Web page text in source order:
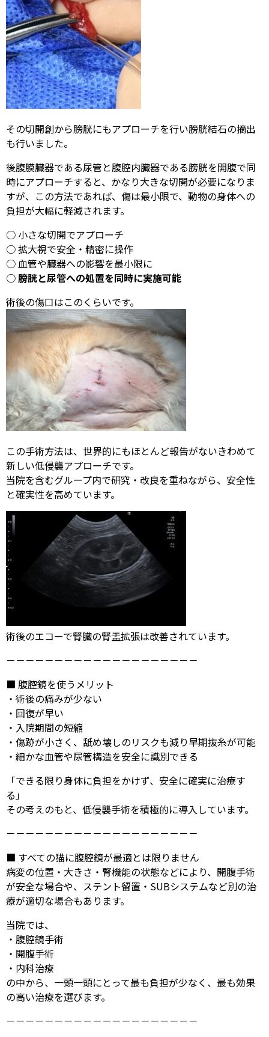
その切開創から膀胱にもアプローチを行い膀胱結石の摘出
も行いました。
後腹膜臓器である尿管と腹腔内臓器である膀胱を開腹で同
時にアプローチすると、かなり大きな切開が必要になりま
すが、この方法であれば、傷は最小限で、動物の身体への
負担が大幅に軽減されます。
○ 小さな切開でアプローチ
○ 拡大視で安全・精密に操作
○ 血管や臓器への影響を最小限に
○膀胱と尿管への処置を同時に実施可能
術後の傷口はこのくらいです。
この手術方法は、世界的にもほとんど報告がないきわめて
新しい低侵襲アプローチです。
当院を含むグループ内で研究・改良を重ねながら、安全性
と確実性を高めています。
術後のエコーで腎臓の腎盂拡張は改善されています。
－－－－－－－－－－－－－－－－－－－－
■ 腹腔鏡を使うメリット
・術後の痛みが少ない
・回復が早い
・入院期間の短縮
・傷跡が小さく、舐め壊しのリスクも減り早期抜糸が可能
・細かな血管や尿管構造を安全に識別できる
「できる限り身体に負担をかけず、安全に確実に治療す
る」
その考えのもと、低侵襲手術を積極的に導入しています。
－－－－－－－－－－－－－－－－－－－－
■ すべての猫に腹腔鏡が最適とは限りません
病変の位置・大きさ・腎機能の状態などにより、開腹手術
が安全な場合や、ステント留置・SUBシステムなど別の治
療が適切な場合もあります。
当院では、
・腹腔鏡手術
・開腹手術
・内科治療
の中から、一頭一頭にとって最も負担が少なく、最も効果
の高い治療を選びます。
－－－－－－－－－－－－－－－－－－－－